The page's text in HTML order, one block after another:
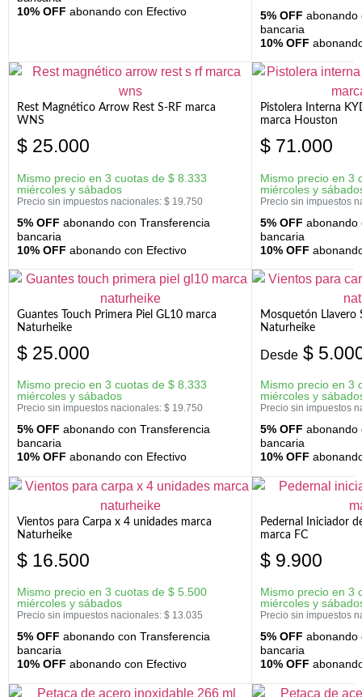
10% OFF abonando con Efectivo 5% OFF abonando
bancaria
10% OFF
Rest Magnético Arrow Rest S-RF marca
WNS
$ 25.000
Mismo precio en 3 cuotas de $ 8.333
miércoles y sábados
Precio sin impuestos nacionales: $ 19.750
5% OFF abonando con Transferencia
bancaria
10% OFF abonando con Efectivo
Pistolera Interna
marca Houston
$ 71.000
Mismo precio en 3
miércoles y
Precio sin impuestos
5% OFF abonando
bancaria
10% OFF
Guantes Touch Primera Piel GL10 marca
Naturheike
$ 25.000
Mismo precio en 3 cuotas de $ 8.333
miércoles y sábados
Precio sin impuestos nacionales: $ 19.750
5% OFF abonando con Transferencia
bancaria
10% OFF abonando con Efectivo
Mosquetón Llavero
Naturheike
Desde $
Mismo precio en 3
miércoles y
Precio sin impuestos
5% OFF abonando
bancaria
10% OFF
Vientos para Carpa x 4 unidades marca
Naturheike
$ 16.500
Mismo precio en 3 cuotas de $ 5.500
miércoles y sábados
Precio sin impuestos nacionales: $ 13.035
5% OFF abonando con Transferencia
bancaria
10% OFF abonando con Efectivo
Pedernal Iniciador
marca FC
$ 9.900
Mismo precio en 3
miércoles y
Precio sin impuestos
5% OFF abonando
bancaria
10% OFF